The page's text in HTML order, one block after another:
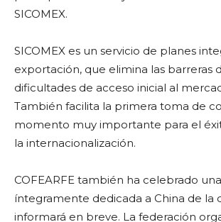
SICOMEX.
SICOMEX es un servicio de planes
exportación, que elimina las barreras
dificultades de acceso inicial al
También facilita la primera toma de
momento muy importante para el
la internacionalización.
COFEARFE también ha celebrado
íntegramente dedicada a China de la
informará en breve. La federación